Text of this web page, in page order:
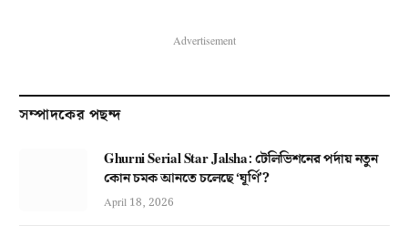
Advertisement
সম্পাদকের পছন্দ
Ghurni Serial Star Jalsha: টেলিভিশনের পর্দায় নতুন
কোন চমক আনতে চলেছে ‘ঘূর্ণি’?
April 18, 2026